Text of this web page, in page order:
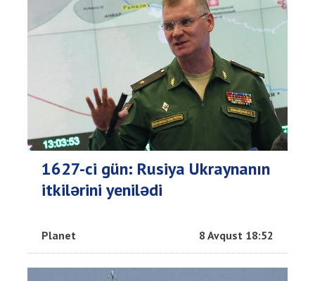
1627-ci gün: Rusiya Ukraynanın
itkilərini yenilədi
Planet 8 Avqust 18:52